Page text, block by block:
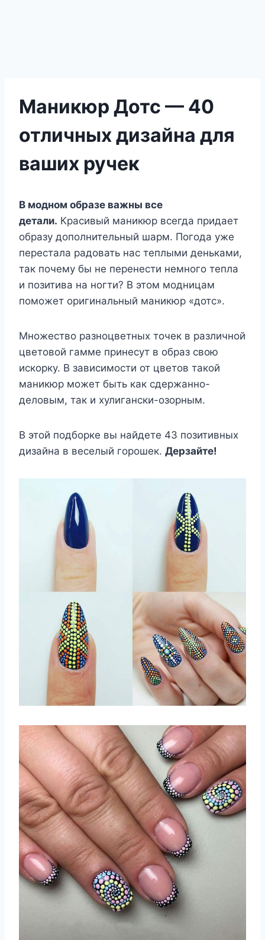
Маникюр Дотс — 40
отличных дизайна для
ваших ручек
В модном образе важны все
детали. Красивый маникюр всегда придает
образу дополнительный шарм. Погода уже
перестала радовать нас теплыми деньками,
так почему бы не перенести немного тепла
и позитива на ногти? В этом модницам
поможет оригинальный маникюр «дотс».
Множество разноцветных точек в различной
цветовой гамме принесут в образ свою
искорку. В зависимости от цветов такой
маникюр может быть как сдержанно-
деловым, так и хулигански-озорным.
В этой подборке вы найдете 43 позитивных
дизайна в веселый горошек. Дерзайте!